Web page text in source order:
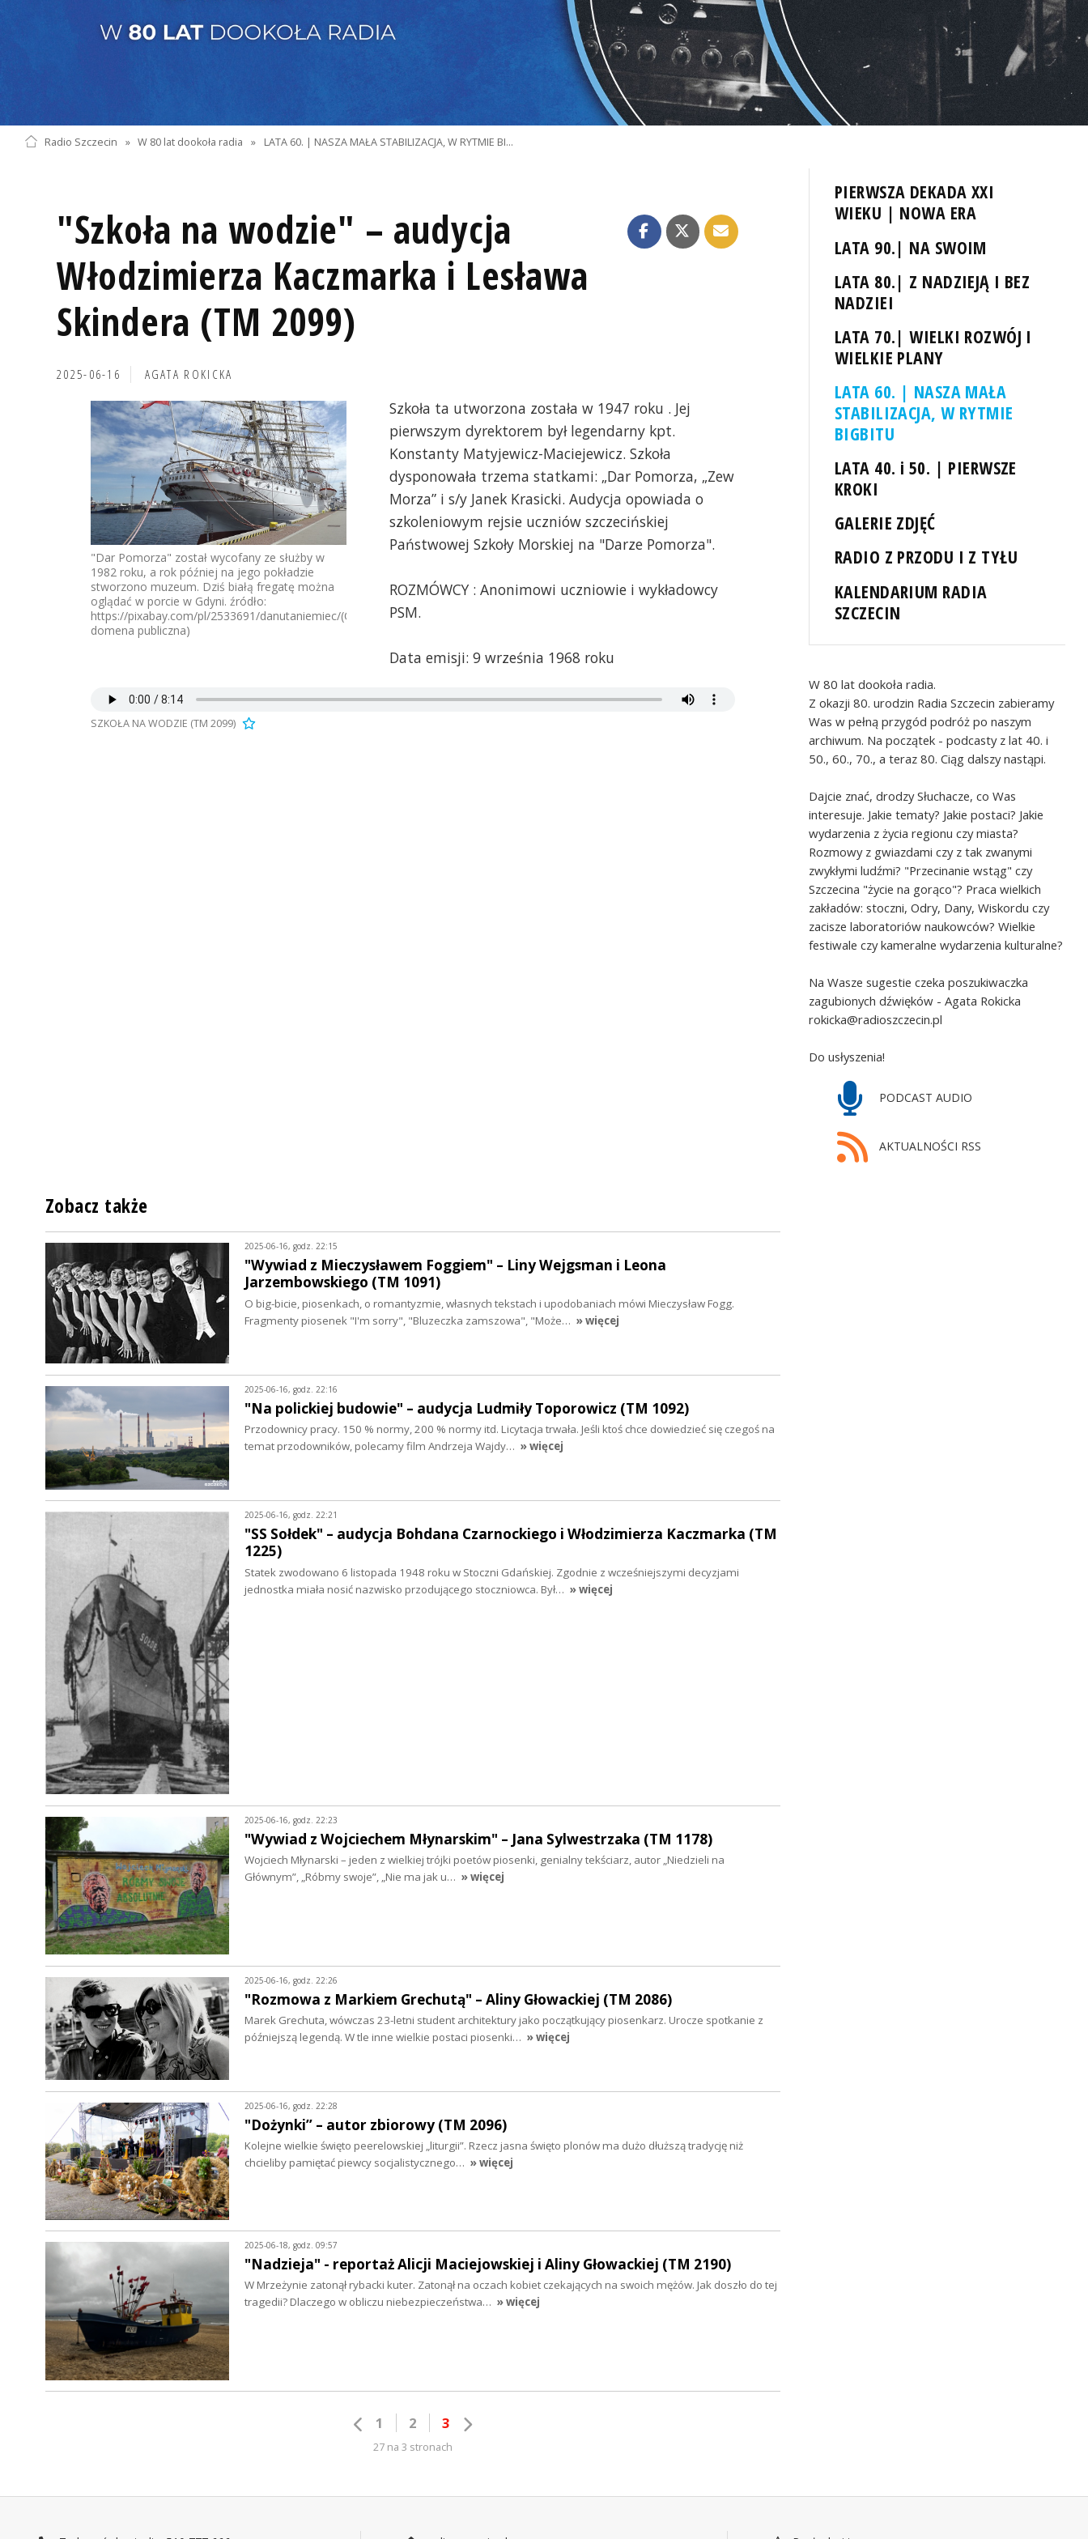
Radio Szczecin » W 80 lat dookoła radia » LATA 60. | NASZA MAŁA STABILIZACJA, W RYTMIE BI…
"Szkoła na wodzie" – audycja
Włodzimierza Kaczmarka i Lesława
Skindera (TM 2099)
2025-06-16 AGATA ROKICKA
"Dar Pomorza" został wycofany ze służby w
1982 roku, a rok później na jego pokładzie
stworzono muzeum. Dziś białą fregatę można
oglądać w porcie w Gdyni. źródło:
https://pixabay.com/pl/2533691/danutaniemiec/(CC0
domena publiczna)
Szkoła ta utworzona została w 1947 roku . Jej
pierwszym dyrektorem był legendarny kpt.
Konstanty Matyjewicz-Maciejewicz. Szkoła
dysponowała trzema statkami: „Dar Pomorza, „Zew
Morza” i s/y Janek Krasicki. Audycja opowiada o
szkoleniowym rejsie uczniów szczecińskiej
Państwowej Szkoły Morskiej na "Darze Pomorza".
ROZMÓWCY : Anonimowi uczniowie i wykładowcy
PSM.
Data emisji: 9 września 1968 roku
SZKOŁA NA WODZIE (TM 2099)
PIERWSZA DEKADA XXI
WIEKU | NOWA ERA
LATA 90.| NA SWOIM
LATA 80.| Z NADZIEJĄ I BEZ
NADZIEI
LATA 70.| WIELKI ROZWÓJ I
WIELKIE PLANY
LATA 60. | NASZA MAŁA
STABILIZACJA, W RYTMIE
BIGBITU
LATA 40. i 50. | PIERWSZE
KROKI
GALERIE ZDJĘĆ
RADIO Z PRZODU I Z TYŁU
KALENDARIUM RADIA
SZCZECIN
W 80 lat dookoła radia.
Z okazji 80. urodzin Radia Szczecin zabieramy
Was w pełną przygód podróż po naszym
archiwum. Na początek - podcasty z lat 40. i
50., 60., 70., a teraz 80. Ciąg dalszy nastąpi.
Dajcie znać, drodzy Słuchacze, co Was
interesuje. Jakie tematy? Jakie postaci? Jakie
wydarzenia z życia regionu czy miasta?
Rozmowy z gwiazdami czy z tak zwanymi
zwykłymi ludźmi? "Przecinanie wstąg" czy
Szczecina "życie na gorąco"? Praca wielkich
zakładów: stoczni, Odry, Dany, Wiskordu czy
zacisze laboratoriów naukowców? Wielkie
festiwale czy kameralne wydarzenia kulturalne?
Na Wasze sugestie czeka poszukiwaczka
zagubionych dźwięków - Agata Rokicka
rokicka@radioszczecin.pl
Do usłyszenia!
PODCAST AUDIO
AKTUALNOŚCI RSS
Zobacz także
2025-06-16, godz. 22:15
"Wywiad z Mieczysławem Foggiem" – Liny Wejgsman i Leona
Jarzembowskiego (TM 1091)
O big-bicie, piosenkach, o romantyzmie, własnych tekstach i upodobaniach mówi Mieczysław Fogg.
Fragmenty piosenek "I'm sorry", "Bluzeczka zamszowa", "Może… » więcej
2025-06-16, godz. 22:16
"Na polickiej budowie" – audycja Ludmiły Toporowicz (TM 1092)
Przodownicy pracy. 150 % normy, 200 % normy itd. Licytacja trwała. Jeśli ktoś chce dowiedzieć się czegoś na
temat przodowników, polecamy film Andrzeja Wajdy… » więcej
2025-06-16, godz. 22:21
"SS Sołdek" – audycja Bohdana Czarnockiego i Włodzimierza Kaczmarka (TM
1225)
Statek zwodowano 6 listopada 1948 roku w Stoczni Gdańskiej. Zgodnie z wcześniejszymi decyzjami
jednostka miała nosić nazwisko przodującego stoczniowca. Był… » więcej
2025-06-16, godz. 22:23
"Wywiad z Wojciechem Młynarskim" – Jana Sylwestrzaka (TM 1178)
Wojciech Młynarski – jeden z wielkiej trójki poetów piosenki, genialny tekściarz, autor „Niedzieli na
Głównym”, „Róbmy swoje”, „Nie ma jak u… » więcej
2025-06-16, godz. 22:26
"Rozmowa z Markiem Grechutą" – Aliny Głowackiej (TM 2086)
Marek Grechuta, wówczas 23-letni student architektury jako początkujący piosenkarz. Urocze spotkanie z
późniejszą legendą. W tle inne wielkie postaci piosenki… » więcej
2025-06-16, godz. 22:28
"Dożynki” – autor zbiorowy (TM 2096)
Kolejne wielkie święto peerelowskiej „liturgii”. Rzecz jasna święto plonów ma dużo dłuższą tradycję niż
chcieliby pamiętać piewcy socjalistycznego… » więcej
2025-06-18, godz. 09:57
"Nadzieja" - reportaż Alicji Maciejowskiej i Aliny Głowackiej (TM 2190)
W Mrzeżynie zatonął rybacki kuter. Zatonął na oczach kobiet czekających na swoich mężów. Jak doszło do tej
tragedii? Dlaczego w obliczu niebezpieczeństwa… » więcej
1 2 3
27 na 3 stronach